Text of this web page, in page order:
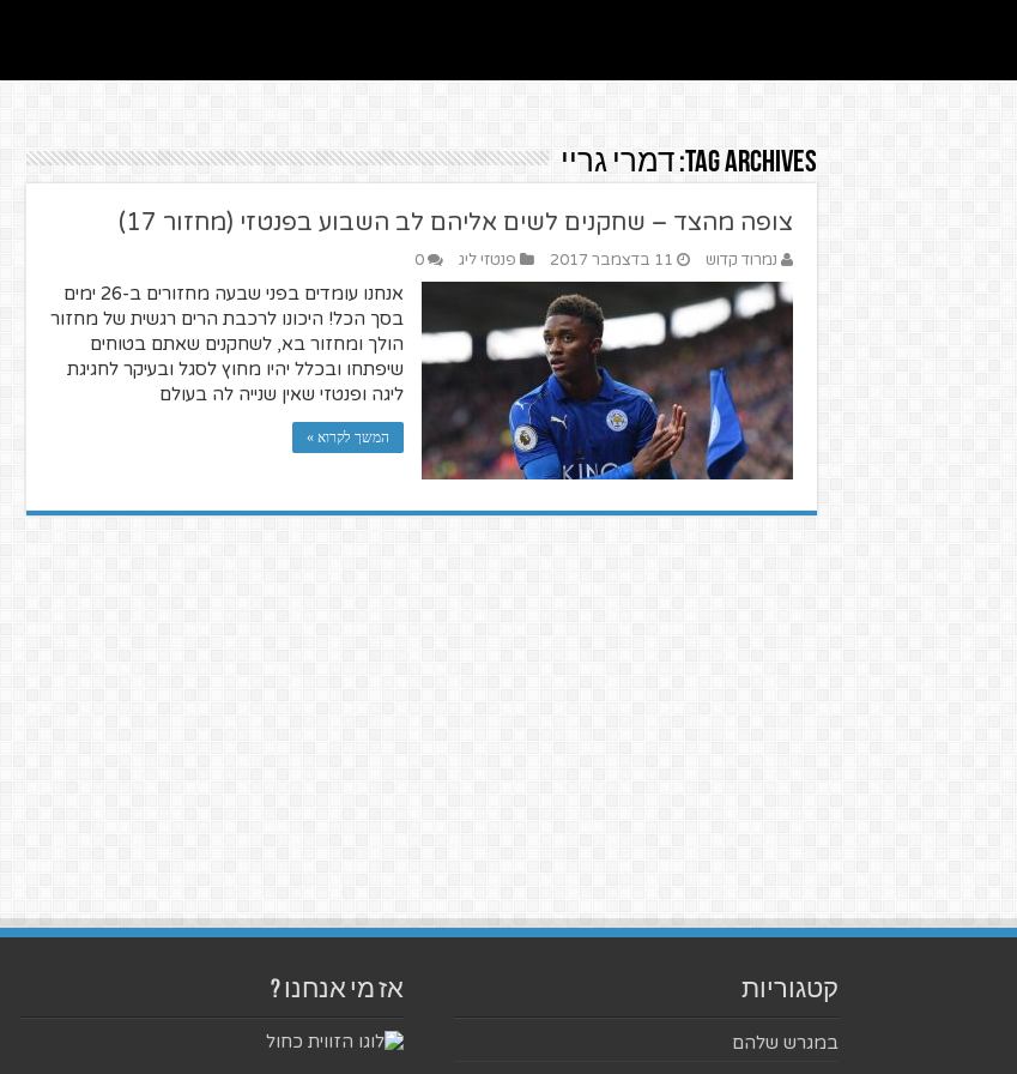
Tag Archives: דמרי גריי
צופה מהצד – שחקנים לשים אליהם לב השבוע בפנטזי (מחזור 17)
נמרוד קדוש 11 בדצמבר 2017 פנטזי ליג 0
אנחנו עומדים בפני שבעה מחזורים ב-26 ימים
בסך הכל! היכונו לרכבת הרים רגשית של מחזור
הולך ומחזור בא, לשחקנים שאתם בטוחים
שיפתחו ובכלל יהיו מחוץ לסגל ובעיקר לחגיגת
ליגה ופנטזי שאין שנייה לה בעולם
המשך לקרוא »
קטגוריות
במגרש שלהם
אז מי אנחנו ?